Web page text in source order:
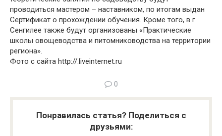
проводиться мастером – наставником, по итогам выдан
Сертификат о прохождении обучения. Кроме того, в г.
Сенгилее также будут организованы «Практические
школы овощеводства и питомниководства на территории
региона».
Фото с сайта http://.liveinternet.ru
0
Понравилась статья? Поделиться с
друзьями: